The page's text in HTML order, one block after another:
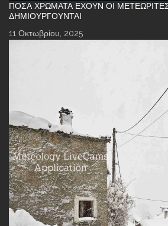
ΠΌΣΑ ΧΡΏΜΑΤΑ ΈΧΟΥΝ ΟΙ
ΔΗΜΙΟΥΡΓΟΎΝΤΑΙ
11 Οκτωβρίου, 2025